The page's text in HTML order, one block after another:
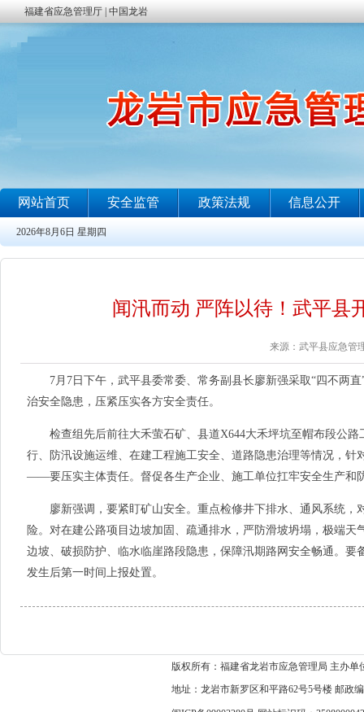
闻汛而动 严阵以待！武平县
来源：武平县应急管
7月7日下午，武平县委常委、常务副县长廖新强采取“四不两直
治安全隐患，压紧压实各方安全责任。
检查组先后前往大禾萤石矿、县道X644大禾坪坑至帽布段公路
行、防汛设施运维、在建工程施工安全、道路隐患治理等情况，
——要压实主体责任。督促各生产企业、施工单位扛牢安全生产和
廖新强调，要紧盯矿山安全。重点检修井下排水、通风系统，
险。对在建公路项目边坡加固、疏通排水，严防滑坡坍塌，极端
边坡、破损防护、临水临崖路段隐患，保障汛期路网安全畅通。
发生后第一时间上报处置。